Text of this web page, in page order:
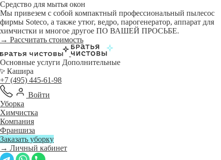
Средство для мытья окон
Мы привезем с собой компактный профессиональный пылесос
фирмы Soteco, а также утюг, ведро, парогенератор, аппарат для
химчистки и многое другое ПО ВАШЕЙ ПРОСЬБЕ.
→ Рассчитать стоимость
Основные услуги Дополнительные
Кашира
+7 (495) 445-61-98
Войти
Уборка
Химчистка
Компания
Франшиза
Заказать уборку
→ Личный кабинет